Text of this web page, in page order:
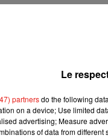
du
du petit
va faire le bonheur
Maudit
dessous) la sortie
Le premier livre
Le
partnersdo the following
on a device; Use limited
advertising; Measure
of data from